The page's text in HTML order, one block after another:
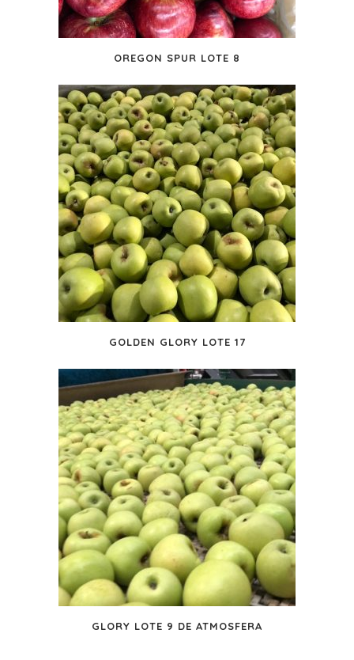
OREGON SPUR LOTE 8
GOLDEN GLORY LOTE 17
GLORY LOTE 9 DE ATMOSFERA